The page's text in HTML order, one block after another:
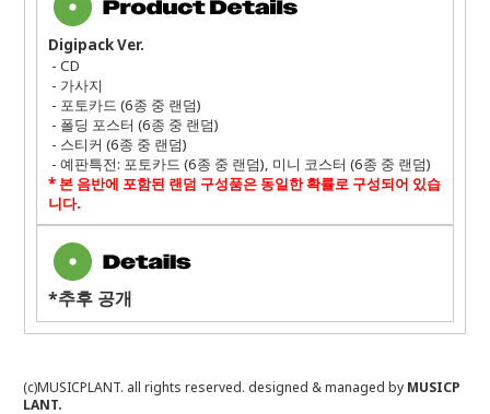
Digipack Ver.
- CD
- 가사지
- 포토카드 (6종 중 랜덤)
- 폴딩 포스터 (6종 중 랜덤)
- 스티커 (6종 중 랜덤)
- 예판특전: 포토카드 (6종 중 랜덤), 미니 코스터 (6종 중 랜덤)
* 본 음반에 포함된 랜덤 구성품은 동일한 확률로 구성되어 있습
니다.
*추후 공개
(c)MUSICPLANT. all rights reserved. designed & managed by MUSICP
LANT.